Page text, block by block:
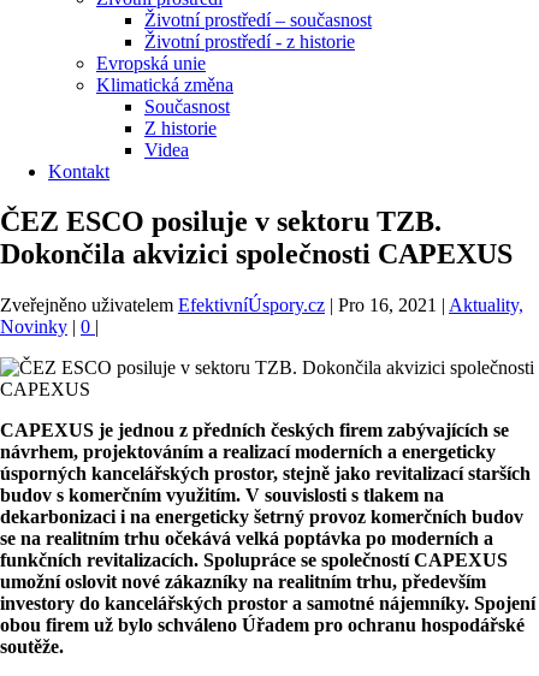
Životní prostředí – současnost
Životní prostředí ​- z historie
Evropská unie
Klimatická změna
Současnost
Z historie
Videa
Kontakt
ČEZ ESCO posiluje v sektoru TZB.
Dokončila akvizici společnosti CAPEXUS
Zveřejněno uživatelem EfektivníÚspory.cz | Pro 16, 2021 | Aktuality,
Novinky | 0 |
CAPEXUS je jednou z předních českých firem zabývajících se
návrhem, projektováním a realizací moderních a energeticky
úsporných kancelářských prostor, stejně jako revitalizací starších
budov s komerčním využitím. V souvislosti s tlakem na
dekarbonizaci i na energeticky šetrný provoz komerčních budov
se na realitním trhu očekává velká poptávka po moderních a
funkčních revitalizacích. Spolupráce se společností CAPEXUS
umožní oslovit nové zákazníky na realitním trhu, především
investory do kancelářských prostor a samotné nájemníky. Spojení
obou firem už bylo schváleno Úřadem pro ochranu hospodářské
soutěže.